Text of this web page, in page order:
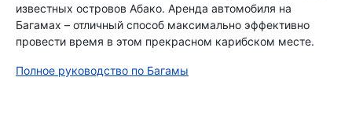
известных островов Абако. Аренда автомобиля на
Багамах – отличный способ максимально эффективно
провести время в этом прекрасном карибском месте.
Полное руководство по Багамы